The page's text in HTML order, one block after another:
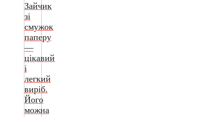
Зайчик
зі
смужок
паперу
—
цікавий
і
легкий
виріб.
Його
можна